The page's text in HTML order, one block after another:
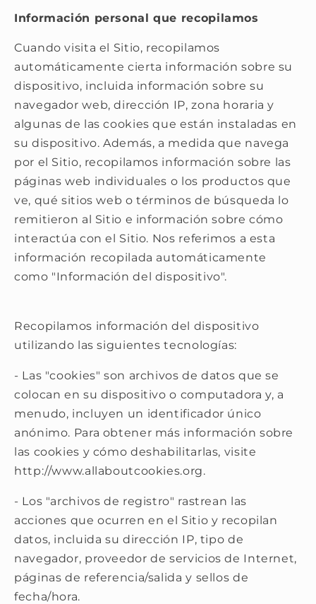
Información personal que recopilamos
Cuando visita el Sitio, recopilamos
automáticamente cierta información sobre su
dispositivo, incluida información sobre su
navegador web, dirección IP, zona horaria y
algunas de las cookies que están instaladas en
su dispositivo. Además, a medida que navega
por el Sitio, recopilamos información sobre las
páginas web individuales o los productos que
ve, qué sitios web o términos de búsqueda lo
remitieron al Sitio e información sobre cómo
interactúa con el Sitio. Nos referimos a esta
información recopilada automáticamente
como "Información del dispositivo".
Recopilamos información del dispositivo
utilizando las siguientes tecnologías:
- Las "cookies" son archivos de datos que se
colocan en su dispositivo o computadora y, a
menudo, incluyen un identificador único
anónimo. Para obtener más información sobre
las cookies y cómo deshabilitarlas, visite
http://www.allaboutcookies.org.
- Los "archivos de registro" rastrean las
acciones que ocurren en el Sitio y recopilan
datos, incluida su dirección IP, tipo de
navegador, proveedor de servicios de Internet,
páginas de referencia/salida y sellos de
fecha/hora.